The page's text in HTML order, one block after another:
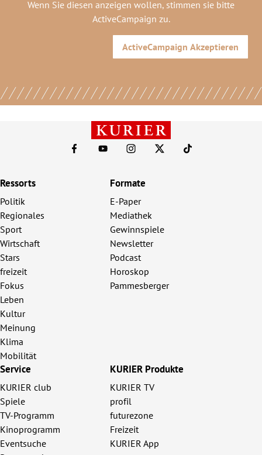
Wenn Sie diesen anzeigen wollen, stimmen sie bitte
ActiveCampaign zu.
ActiveCampaign Akzeptieren
Ressorts
Politik
Regionales
Sport
Wirtschaft
Stars
freizeit
Fokus
Leben
Kultur
Meinung
Klima
Mobilität
Formate
E-Paper
Mediathek
Gewinnspiele
Newsletter
Podcast
Horoskop
Pammesberger
Service
KURIER club
Spiele
TV-Programm
Kinoprogramm
Eventsuche
KURIER Produkte
KURIER TV
profil
futurezone
Freizeit
KURIER App